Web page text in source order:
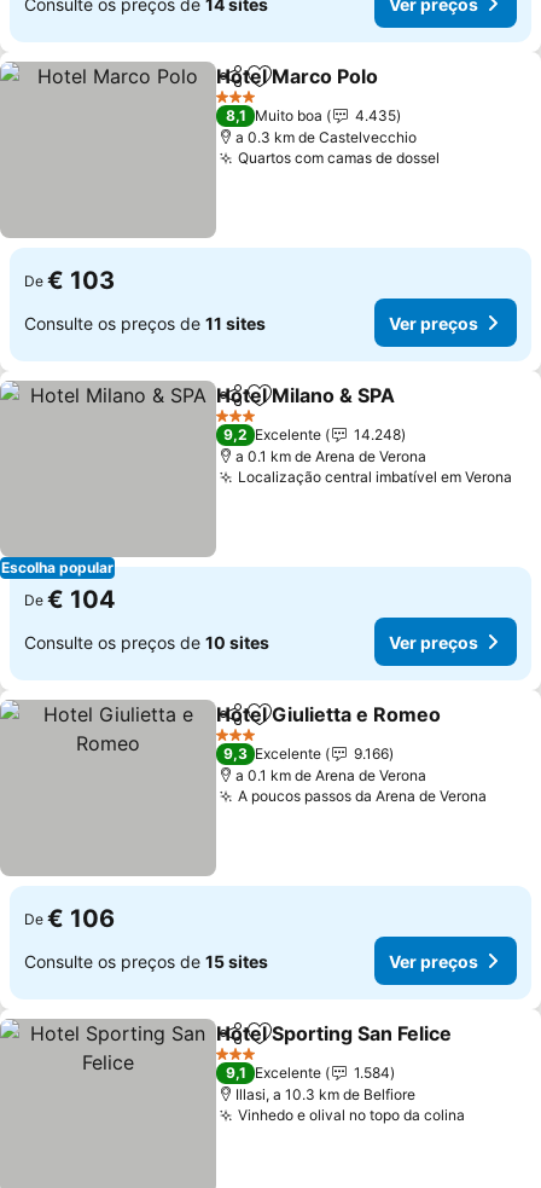
PartilharAdicionar aos favoritos
Hotel Marco Polo
3 Estrelas
8,1 Muito boa
4.435
a 0.3 km de Castelvecchio
Quartos com camas de dossel
De € 103
Consulte os preços de 11 sites Ver preços
Escolha popular
PartilharAdicionar aos favoritos
Hotel Milano & SPA
3 Estrelas
9,2 Excelente
14.248
a 0.1 km de Arena de Verona
Localização central imbatível em Verona
De € 104
Consulte os preços de 10 sites Ver preços
PartilharAdicionar aos favoritos
Hotel Giulietta e Romeo
3 Estrelas
9,3 Excelente
9.166
a 0.1 km de Arena de Verona
A poucos passos da Arena de Verona
De € 106
Consulte os preços de 15 sites Ver preços
PartilharAdicionar aos favoritos
Hotel Sporting San Felice
3 Estrelas
9,1 Excelente
1.584
Illasi, a 10.3 km de Belfiore
Vinhedo e olival no topo da colina